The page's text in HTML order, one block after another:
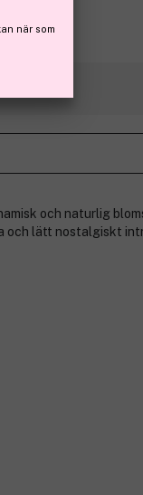
och naturlig
och lätt nostalgiskt
när som